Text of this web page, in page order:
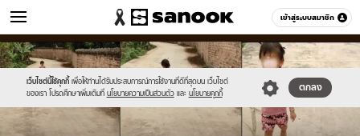
เข้าสู่ระบบสมาชิก
ข่าว หมวดอื่นๆ
เว็บไซต์นี้ใช้คุกกี้ เพื่อให้ท่านได้รับประสบการณ์การใช้งานที่ดีที่สุดบน เว็บไซต์
ของเรา โปรดศึกษาเพิ่มเติมที่ นโยบายความเป็นส่วนตัว และ นโยบายคุกกี้
ตกลง
Sanook
//s.isanook.com/sr/0/images/logo-
new-
sanook.png
600
60
//s.isanook.com/ns/0/ud/1768/8843678/newnew-
thumbnail1200x720(5)_1.jpg